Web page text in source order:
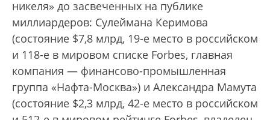
никеля» до засвеченных на публике
миллиардеров: Сулеймана Керимова
(состояние $7,8 млрд, 19-е место в российском
и 118-е в мировом списке Forbes, главная
компания — финансово-промышленная
группа «Нафта-Москва») и Александра Мамута
(состояние $2,3 млрд, 42-е место в российском